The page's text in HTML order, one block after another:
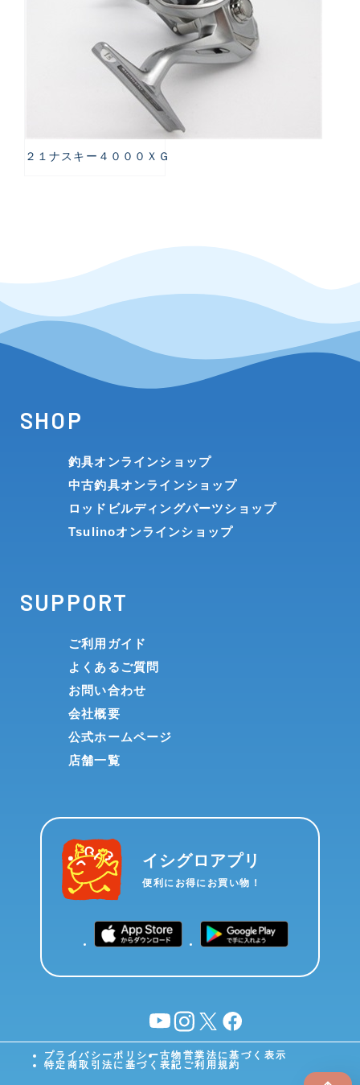
２１ナスキー４０００ＸＧ
SHOP
釣具オンラインショップ
中古釣具オンラインショップ
ロッドビルディングパーツショップ
Tsulinoオンラインショップ
SUPPORT
ご利用ガイド
よくあるご質問
お問い合わせ
会社概要
公式ホームページ
店舗一覧
イシグロアプリ
便利にお得にお買い物！
YouTubeinstagram
X facebook
プライバシーポリシー古物営業法に基づく表示
特定商取引法に基づく表記 ご利用規約